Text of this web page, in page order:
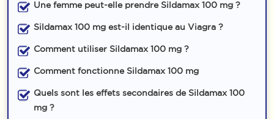
Une femme peut-elle prendre Sildamax 100 mg ?
Sildamax 100 mg est-il identique au Viagra ?
Comment utiliser Sildamax 100 mg ?
Comment fonctionne Sildamax 100 mg
Quels sont les effets secondaires de Sildamax 100
mg ?